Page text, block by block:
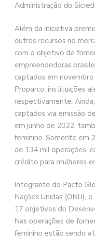
Administração do
Além da iniciativa
outros recursos no
com o objetivo de
empreendedoras
captados em
Proparco, instituições
respectivamente.
captados via emissão
em junho de 2022,
feminino. Somente em
de 134 mil operações,
crédito para mulheres
Integrante do Pacto
Nações Unidas (ONU),
17 objetivos do
Nas operações de
feminino estão sendo